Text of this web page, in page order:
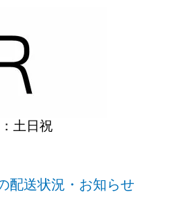
土日祝
配送状況・お知らせ